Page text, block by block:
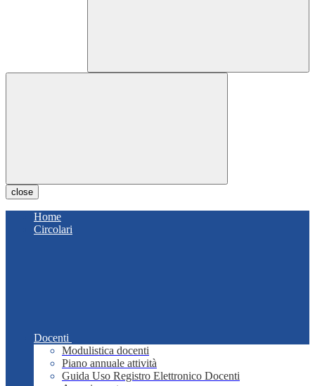
close
Home
Circolari
Docenti
Modulistica docenti
Piano annuale attività
Guida Uso Registro Elettronico Docenti